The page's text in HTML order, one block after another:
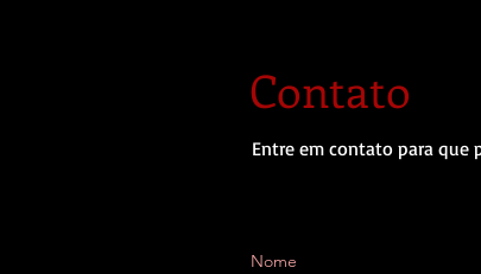
​Contato
Entre em contato para que
Nome